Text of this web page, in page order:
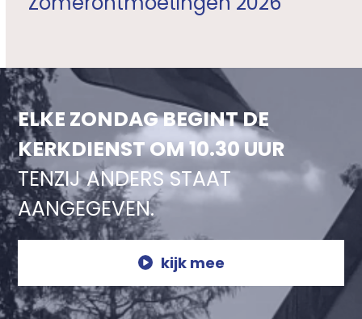
ELKE ZONDAG BEGINT DE
KERKDIENST OM 10.30 UUR
TENZIJ ANDERS STAAT
AANGEGEVEN.
kijk mee